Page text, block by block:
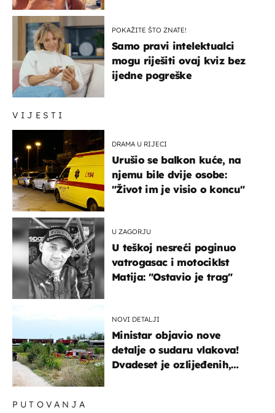
VIJESTI
DRAMA U RIJECI
Urušio se balkon kuće, na
njemu bile dvije osobe:
"Život im je visio o koncu"
U ZAGORJU
U teškoj nesreći poginuo
vatrogasac i motociklst
Matija: "Ostavio je trag"
NOVI DETALJI
Ministar objavio nove
detalje o sudaru vlakova!
Dvadeset je ozlijeđenih,
POKAŽITE ŠTO ZNATE!
Samo pravi intelektualci
mogu riješiti ovaj kviz bez
ijedne pogreške
PUTOVANJA